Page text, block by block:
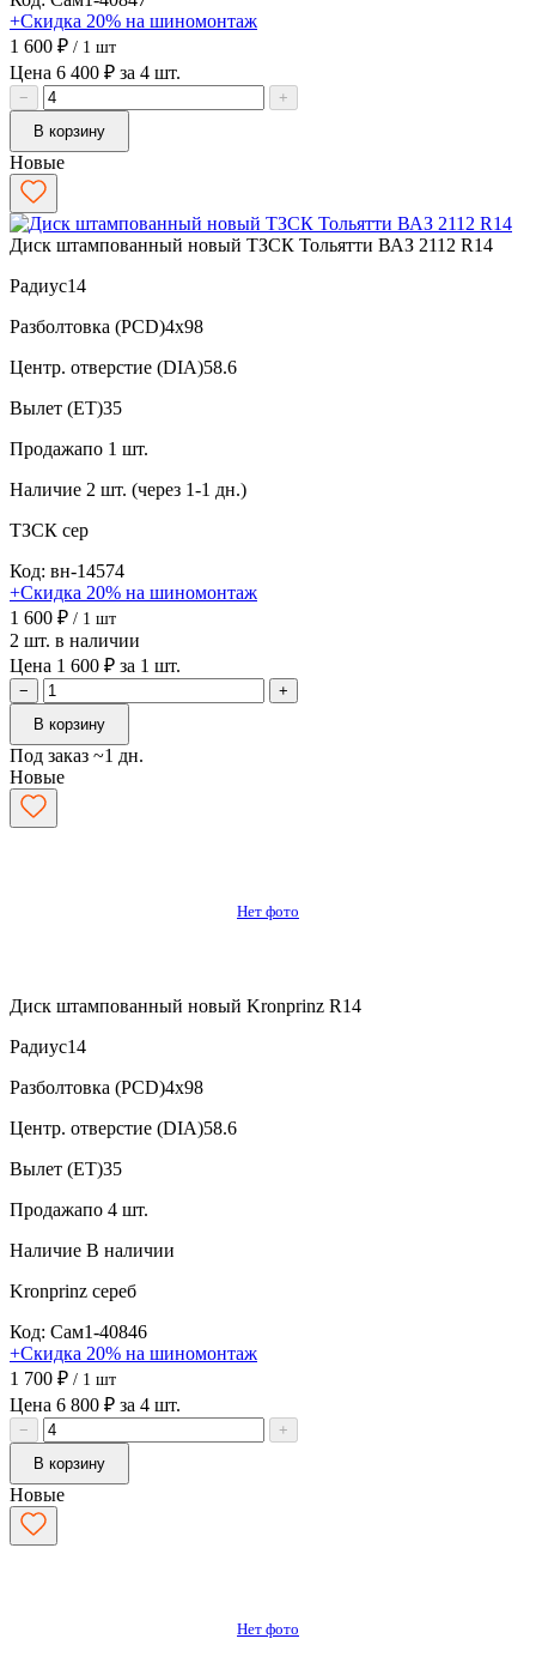
+Скидка 20% на шиномонтаж
1 600 ₽ / 1 шт
Цена 6 400 ₽ за 4 шт.
−
+
В корзину
Новые
Диск штампованный новый ТЗСК Тольятти ВАЗ 2112 R14
Радиус14
Разболтовка (PCD)4x98
Центр. отверстие (DIA)58.6
Вылет (ET)35
Продажапо 1 шт.
Наличие 2 шт. (через 1-1 дн.)
ТЗСК сер
Код: вн-14574
+Скидка 20% на шиномонтаж
1 600 ₽ / 1 шт
2 шт. в наличии
Цена 1 600 ₽ за 1 шт.
−
+
В корзину
Под заказ ~1 дн.
Новые
Нет фото
Диск штампованный новый Kronprinz R14
Радиус14
Разболтовка (PCD)4x98
Центр. отверстие (DIA)58.6
Вылет (ET)35
Продажапо 4 шт.
Наличие В наличии
Kronprinz сереб
Код: Сам1-40846
+Скидка 20% на шиномонтаж
1 700 ₽ / 1 шт
Цена 6 800 ₽ за 4 шт.
−
+
В корзину
Новые
Нет фото